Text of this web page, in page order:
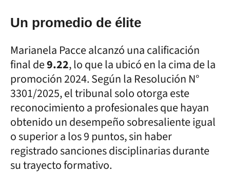
Un promedio de élite
Marianela Pacce alcanzó una calificación
final de9.22, lo que la ubicó en la cima de la
promoción 2024. Según la Resolución N°
3301/2025, el tribunal solo otorga este
reconocimiento a profesionales que hayan
obtenido un desempeño sobresaliente igual
o superior a los 9 puntos, sin haber
registrado sanciones disciplinarias durante
su trayecto formativo.